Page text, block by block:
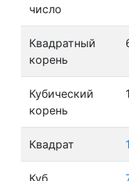
число
Квадратный
корень
Кубический
корень
Квадрат
Куб